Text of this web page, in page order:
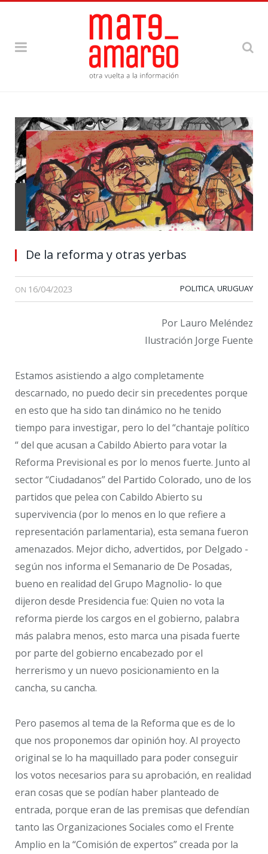
De la reforma y otras yerbas
ON 16/04/2023 POLITICA, URUGUAY
Por Lauro Meléndez
Ilustración Jorge Fuente
Estamos asistiendo a algo completamente
descarnado, no puedo decir sin precedentes porque
en esto que ha sido tan dinámico no he tenido
tiempo para investigar, pero lo del “chantaje político
“ del que acusan a Cabildo Abierto para votar la
Reforma Previsional es por lo menos fuerte. Junto al
sector “Ciudadanos” del Partido Colorado, uno de los
partidos que pelea con Cabildo Abierto su
supervivencia (por lo menos en lo que refiere a
representación parlamentaria), esta semana fueron
amenazados. Mejor dicho, advertidos, por Delgado -
según nos informa el Semanario de De Posadas,
bueno en realidad del Grupo Magnolio- lo que
dijeron desde Presidencia fue: Quien no vota la
reforma pierde los cargos en el gobierno, palabra
más palabra menos, esto marca una pisada fuerte
por parte del gobierno encabezado por el
herrerismo y un nuevo posicionamiento en la
cancha, su cancha.
Pero pasemos al tema de la Reforma que es de lo
que nos proponemos dar opinión hoy. Al proyecto
original se lo ha maquillado para poder conseguir
los votos necesarios para su aprobación, en realidad
eran cosas que se podían haber planteado de
entrada, porque eran de las premisas que defendían
tanto las Organizaciones Sociales como el Frente
Amplio en la “Comisión de expertos” creada por la